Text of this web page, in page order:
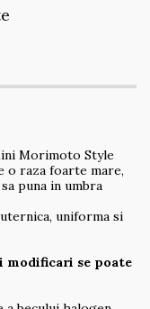
Morimoto Style
o raza foarte mare,
puna in umbra
uniforma si
modificari se poate